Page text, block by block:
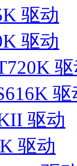
驱动
驱动
驱
驱动
驱动